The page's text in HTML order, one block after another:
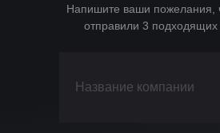
Напишите ваши пожелания,
отправили 3 подходящих